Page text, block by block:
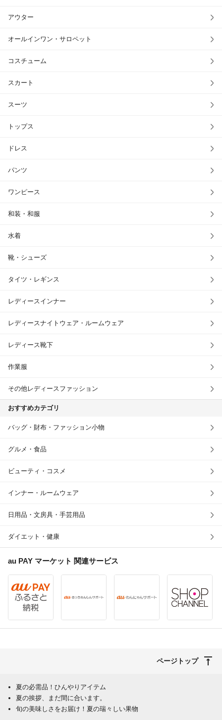
アウター
オールインワン・サロペット
コスチューム
スカート
スーツ
トップス
ドレス
パンツ
ワンピース
和装・和服
水着
靴・シューズ
タイツ・レギンス
レディースインナー
レディースナイトウェア・ルームウェア
レディース靴下
作業服
その他レディースファッション
おすすめカテゴリ
バッグ・財布・ファッション小物
グルメ・食品
ビューティ・コスメ
インナー・ルームウェア
日用品・文房具・手芸用品
ダイエット・健康
au PAY マーケット 関連サービス
ページトップ
夏の必需品！ひんやりアイテム
夏の挨拶、まだ間に合います。
旬の美味しさをお届け！夏の瑞々しい果物